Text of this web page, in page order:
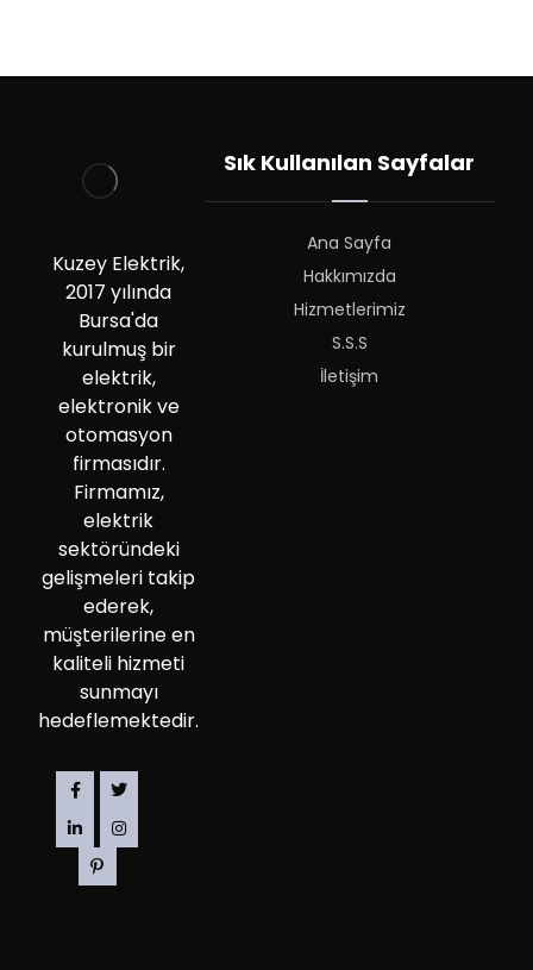
Kuzey Elektrik,
2017 yılında
Bursa'da
kurulmuş bir
elektrik,
elektronik ve
otomasyon
firmasıdır.
Firmamız,
elektrik
sektöründeki
gelişmeleri takip
ederek,
müşterilerine en
kaliteli hizmeti
sunmayı
hedeflemektedir.
Sık Kullanılan Sayfalar
Ana Sayfa
Hakkımızda
Hizmetlerimiz
S.S.S
İletişim